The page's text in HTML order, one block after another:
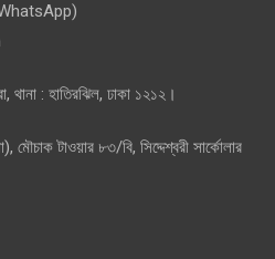
থানা : হাতিরঝিল, ঢাকা ১২১২।
টাওয়ার ৮৩/বি, সিদ্দেশ্বরী সার্কোলার